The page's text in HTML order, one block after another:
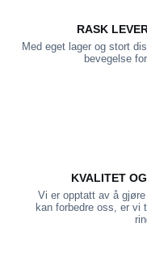
RASK
Med eget lager og stort
bevegelse
KVALITET
Vi er opptatt av å
kan forbedre oss, er vi